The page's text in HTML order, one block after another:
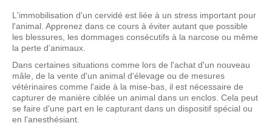
L'immobilisation d'un cervidé est liée à un stress important pour
l'animal. Apprenez dans ce cours à éviter autant que possible
les blessures, les dommages consécutifs à la narcose ou même
la perte d’animaux.
Dans certaines situations comme lors de l'achat d'un nouveau
mâle, de la vente d'un animal d'élevage ou de mesures
vétérinaires comme l'aide à la mise-bas, il est nécessaire de
capturer de manière ciblée un animal dans un enclos. Cela peut
se faire d'une part en le capturant dans un dispositif spécial ou
en l'anesthésiant.